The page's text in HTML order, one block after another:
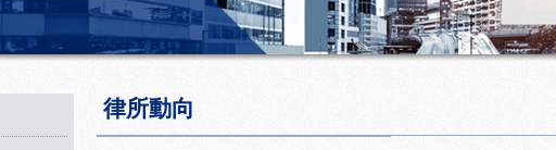
律所動向